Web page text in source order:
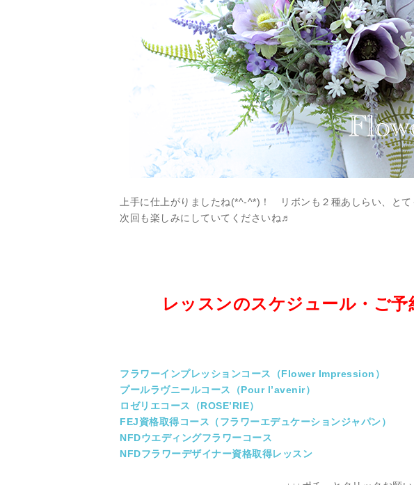
上手に仕上がりましたね(*^-^*)！ リボンも２種あしらい、
次回も楽しみにしていてくださいね♬
レッスンのスケジュール・ご予
フラワーインプレッションコース（Flower Impression）
プールラヴニールコース（Pour l’avenir）
ロゼリエコース（ROSE’RIE）
FEJ資格取得コース（フラワーエデュケーションジャパン）
NFDウエディングフラワーコース
NFDフラワーデザイナー資格取得レッスン